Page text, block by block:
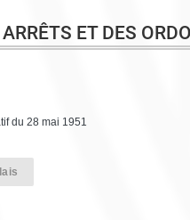
ET DES
du 28 mai 1951